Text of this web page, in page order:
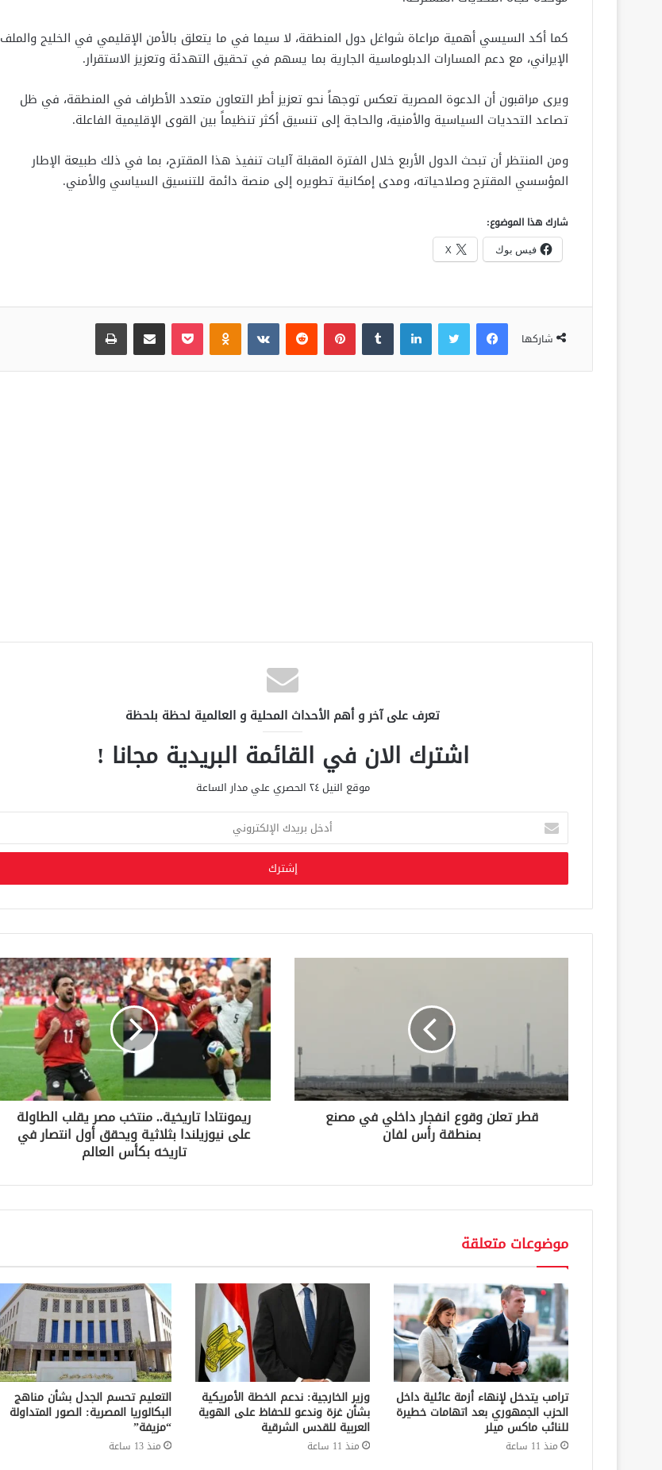
كما أكد السيسي أهمية مراعاة شواغل دول المنطقة، لا سيما في ما يتعلق بالأمن الإقليمي في الخليج والملف
الإيراني، مع دعم المسارات الدبلوماسية الجارية بما يسهم في تحقيق التهدئة وتعزيز الاستقرار.
ويرى مراقبون أن الدعوة المصرية تعكس توجهاً نحو تعزيز أطر التعاون متعدد الأطراف في المنطقة، في ظل
تصاعد التحديات السياسية والأمنية، والحاجة إلى تنسيق أكثر تنظيماً بين القوى الإقليمية الفاعلة.
ومن المنتظر أن تبحث الدول الأربع خلال الفترة المقبلة آليات تنفيذ هذا المقترح، بما في ذلك طبيعة الإطار
المؤسسي المقترح وصلاحياته، ومدى إمكانية تطويره إلى منصة دائمة للتنسيق السياسي والأمني.
شارك هذا الموضوع:
فيس بوك X
شاركها
فيسبوك لينكدإن بينتيريست بوكيت
تعرف على آخر و أهم الأحداث المحلية و العالمية لحظة بلحظة
اشترك الان في القائمة البريدية مجانا !
موقع النيل ٢٤ الحصري علي مدار الساعة
خ
ب
د
ك
ر
و
ن
قطر تعلن وقوع انفجار داخلي في مصنع
بمنطقة رأس لفان
ريمونتادا تاريخية.. منتخب مصر يقلب الطاولة
على نيوزيلندا بثلاثية ويحقق أول انتصار في
تاريخه بكأس العالم
موضوعات متعلقة
ترامب يتدخل لإنهاء أزمة عائلية داخل
الحزب الجمهوري بعد اتهامات خطيرة
للنائب ماكس ميلر
منذ 11 ساعة
وزير الخارجية: ندعم الخطة الأمريكية
بشأن غزة وندعو للحفاظ على الهوية
العربية للقدس الشرقية
منذ 11 ساعة
التعليم تحسم الجدل بشأن مناهج
البكالوريا المصرية: الصور المتداولة
“مزيفة”
منذ 13 ساعة